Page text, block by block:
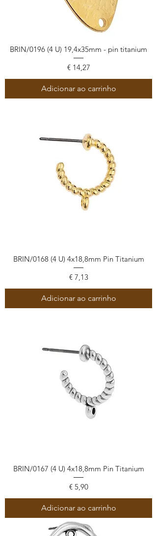
BRIN/0196 (4 U) 19,4x35mm - pin titanium
Preço
€ 14,27
Adicionar ao carrinho
BRIN/0168 (4 U) 4x18,8mm Pin Titanium
Preço
€ 7,13
Adicionar ao carrinho
BRIN/0167 (4 U) 4x18,8mm Pin Titanium
Preço
€ 5,90
Adicionar ao carrinho